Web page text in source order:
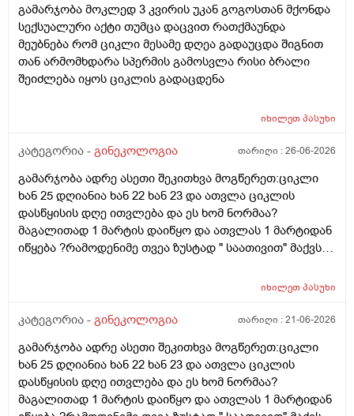
ტკივილის ხან არა, შარდვის შემდეგ ტკივილი და
შებერილობის შეგრძმება...ჩემით ორციპოლი და
ნოშპაც დავლიეე.... რა უნდა ვქნა
გამარჯობა მოკლედ 3 კვირის უკან გოგოსთან მქონდა
სექსუალური აქტი თუმცა დაცვით რათქმაუნდა
მეუბნება რომ ციკლი მესამე დღეა გადაუცდა შიგნით
თან არმომხდარა სპერმის გამოსვლა რისი ბრალი
შეიძლება იყოს ციკლის გადაცდენა
იხილეთპასუხი
კატეგორია - გინეკოლოგია თარიღი :26-06-2026
გამარჯობა ადრე ასეთი შეკითხვა მოგწერეთ:ციკლი
ხან 25 დღიანია ხან 22 ხან 23 და ათვლა ციკლის
დასწყისის დღე ითვლება და ეს ხომ ნორმაა?
მაგალითად 1 მარტის დაიწყო და ათვლას 1 მარტიდან
იწყება ?რამოდენიმე თვეა ზუსტად " საათივით" მაქვს
მეშინია კიდევ ხომ არ ჩამოიწევს? მინდა რომ 25 ან
განმავლობაში ? შესაძლოა ისევ 23 ან 25 დღიანი
რამეა.ზოგადად წლებია აუტოიმონური თირეოდიტი
მაქვს.ხშირად მაქვს სანერვიულო.რითი შეიძლება
უნდაცკვების სახით რომ ვმართო ციკლის დღეები?
პასუხიც მივიღე და არა, ყველაფერი ჩვეულებრივადაა
იხილეთპასუხი
კატეგორია - გინეკოლოგია თარიღი :21-06-2026
გამარჯობა ადრე ასეთი შეკითხვა მოგწერეთ:ციკლი
ხან 25 დღიანია ხან 22 ხან 23 და ათვლა ციკლის
დასწყისის დღე ითვლება და ეს ხომ ნორმაა?
მაგალითად 1 მარტის დაიწყო და ათვლას 1 მარტიდან